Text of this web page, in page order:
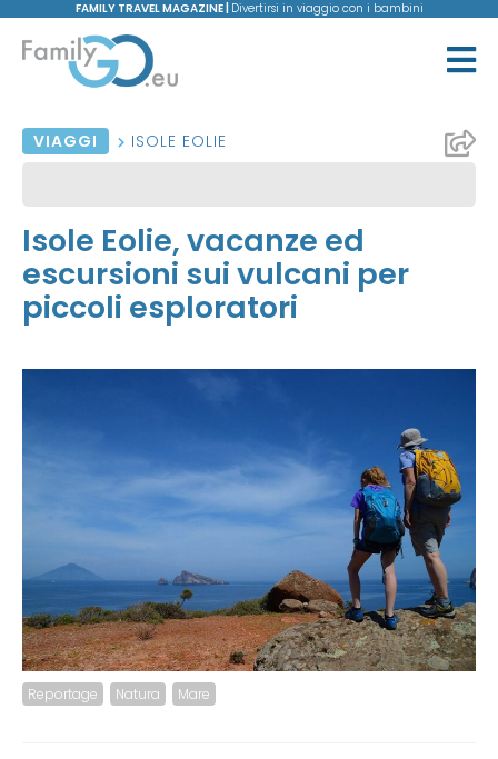
FAMILY TRAVEL MAGAZINE | Divertirsi in viaggio con i bambini
VIAGGI ISOLE EOLIE
Isole Eolie, vacanze ed
escursioni sui vulcani per
piccoli esploratori
Reportage Natura Mare